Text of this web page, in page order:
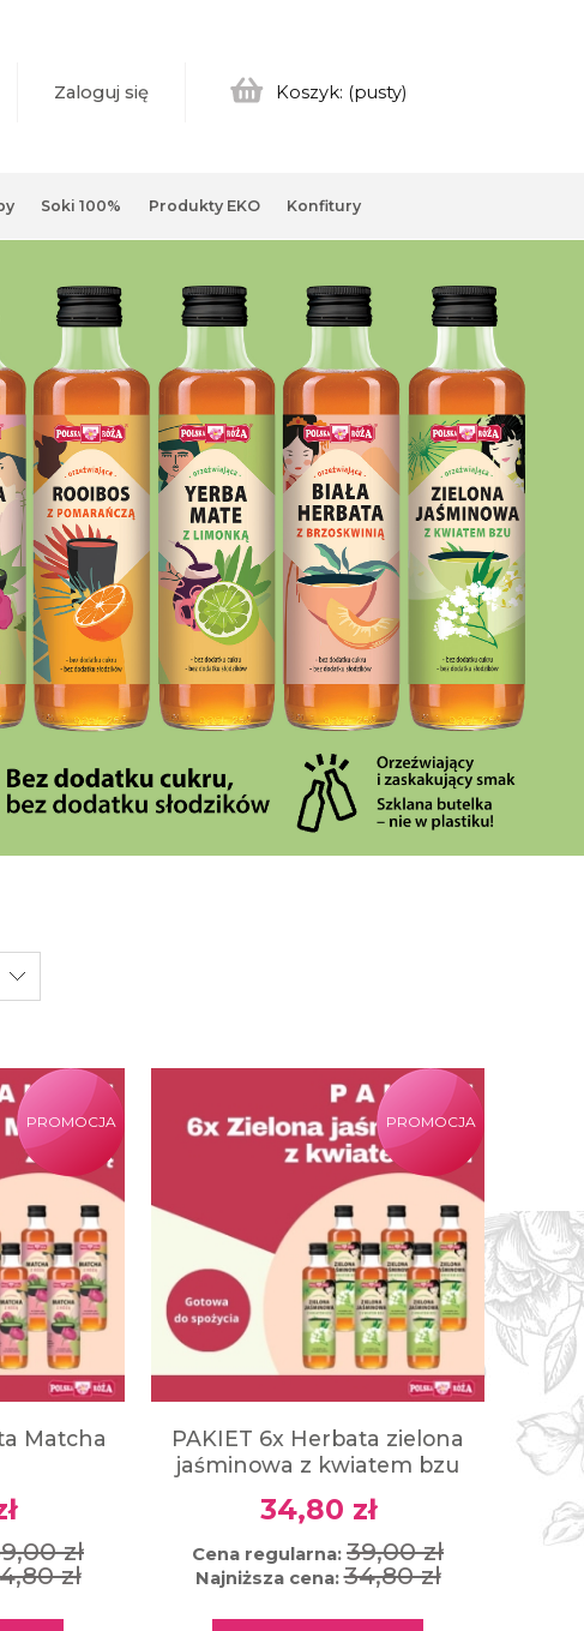
Zaloguj się Koszyk: (pusty)
Soki 100% Produkty EKO Konfitury
Matcha
zł
zł
PROMOCJA
PAKIET 6x Herbata zielona
jaśminowa z kwiatem bzu
34,80 zł
Cena regularna: 39,00 zł
Najniższa cena:34,80 zł
PROMOCJA